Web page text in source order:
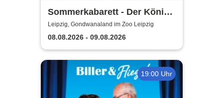
Sommerkabarett - Der König
der Blöden 2 | Central
Kabarett Leipzig
Leipzig, Gondwanaland im Zoo Leipzig
08.08.2026 - 09.08.2026
19:00 Uhr